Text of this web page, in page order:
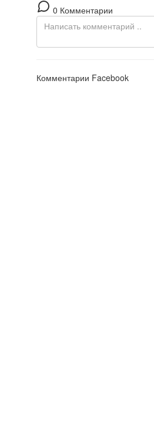
0 Комментарии
Комментарии Facebook